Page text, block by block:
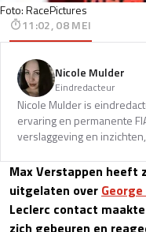
Foto: RacePictures
11:02, 08 MEI
Nicole Mulder
Eindredacteur
Nicole Mulder is
ervaring en permanente
verslaggeving en
Max Verstappen heeft
uitgelaten over
Leclerc contact
zich gebeuren en